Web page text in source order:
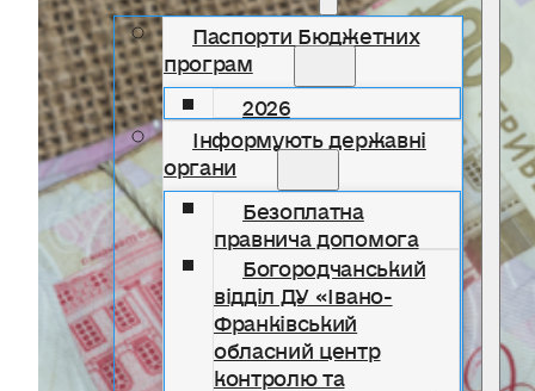
Паспорти Бюджетних
програм
2026
Інформують державні
органи
Безоплатна
правнича допомога
Богородчанський
відділ ДУ «Івано-
Франківський
обласний центр
контролю та